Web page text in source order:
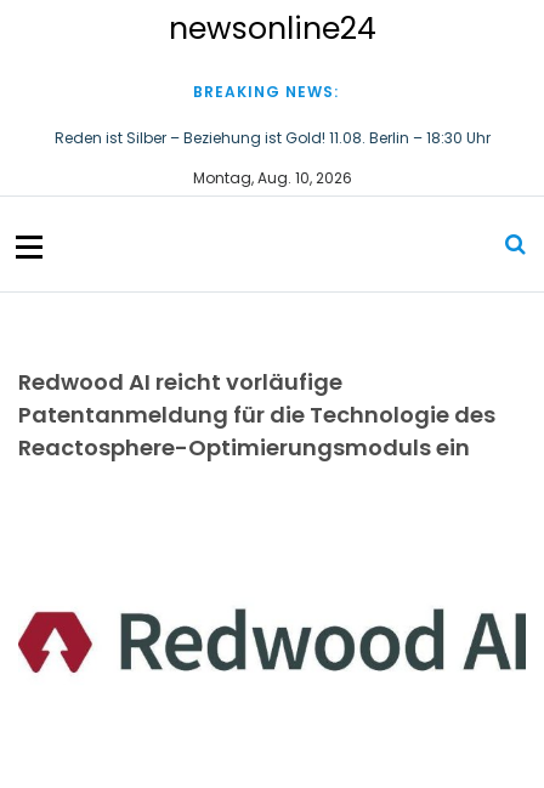
o
n
newsonline24
BREAKING NEWS:
Im Rampenlicht: „The Hood Pro“ von KEMPER gewinnt den Red Dot
Wenn Mitarbeitende Bälle werfen und neue Energie gewinnen
Montag, Aug. 10, 2026
Redwood AI reicht vorläufige
Patentanmeldung für die Technologie des
Reactosphere-Optimierungsmoduls ein